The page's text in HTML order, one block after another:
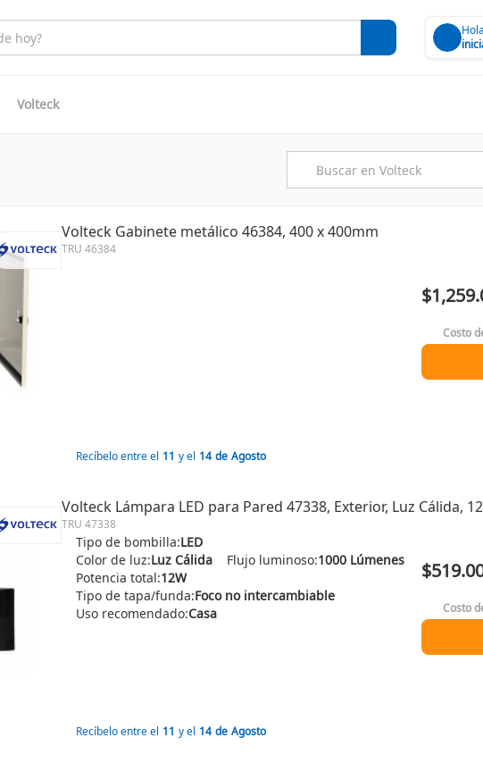
Volteck
Volteck Gabinete metálico 46384, 400 x 400mm
TRU 46384
Recíbelo entre el 11 y el 14 de Agosto
Costo
Volteck Lámpara LED para Pared 47338, Exterior, Luz Cálida,
TRU 47338
Tipo de bombilla:LED
Color de luz:Luz Cálida Flujo luminoso:1000 Lúmenes
Potencia total:12W
Tipo de tapa/funda:Foco no intercambiable
Uso recomendado:Casa
Recíbelo entre el 11 y el 14 de Agosto
Costo